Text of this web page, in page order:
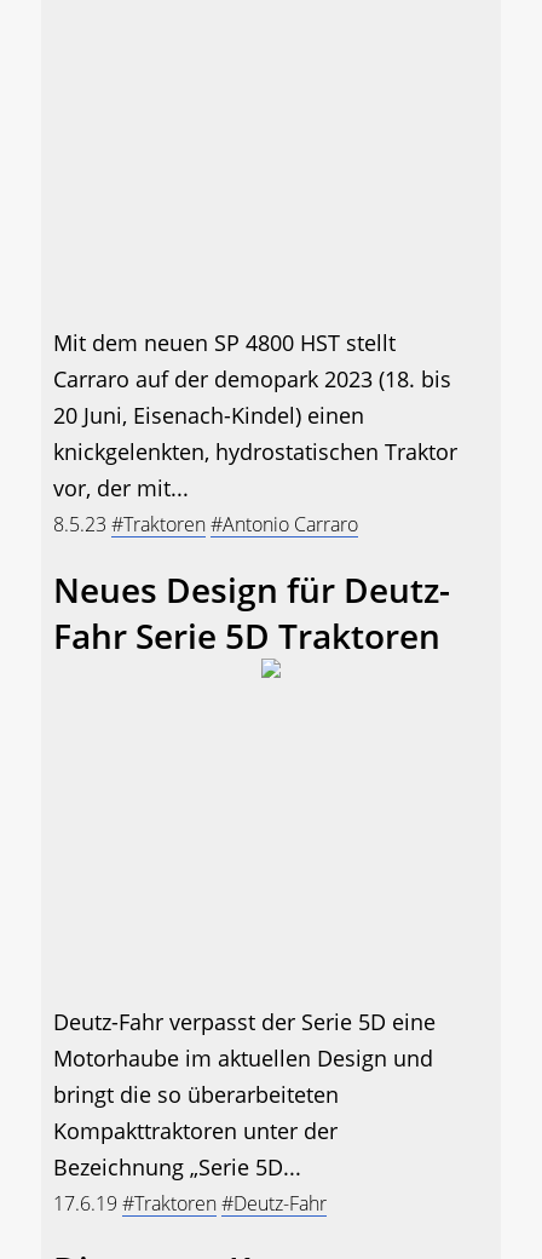
Mit dem neuen SP 4800 HST stellt
Carraro auf der demopark 2023 (18. bis
20 Juni, Eisenach-Kindel) einen
knickgelenkten, hydrostatischen Traktor
vor, der mit...
8.5.23 #Traktoren#Antonio Carraro
Neues Design für Deutz-
Fahr Serie 5D Traktoren
Deutz-Fahr verpasst der Serie 5D eine
Motorhaube im aktuellen Design und
bringt die so überarbeiteten
Kompakttraktoren unter der
Bezeichnung „Serie 5D...
17.6.19 #Traktoren#Deutz-Fahr